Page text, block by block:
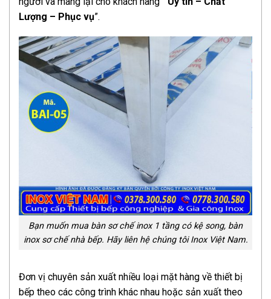
Lượng – Phục vụ”.
Bạn muốn mua bàn sơ chế inox 1 tầng có kệ song, bàn
inox sơ chế nhà bếp. Hãy liên hệ chúng tôi Inox Việt Nam.
Đơn vị chuyên sản xuất nhiều loại mặt hàng về thiết bị
bếp theo các công trình khác nhau hoặc sản xuất theo